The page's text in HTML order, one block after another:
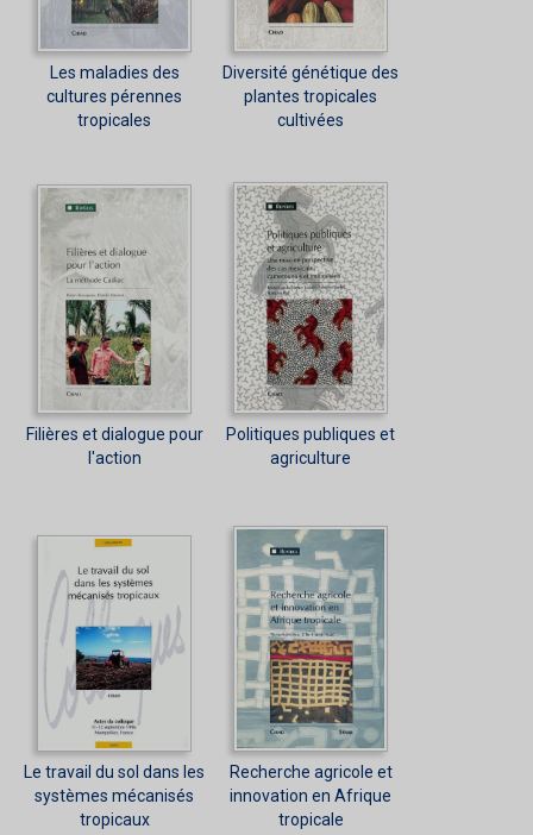
Les maladies des
cultures pérennes
tropicales
Diversité génétique des
plantes tropicales
cultivées
Filières et dialogue pour
l'action
Politiques publiques et
agriculture
Le travail du sol dans les
systèmes mécanisés
tropicaux
Recherche agricole et
innovation en Afrique
tropicale